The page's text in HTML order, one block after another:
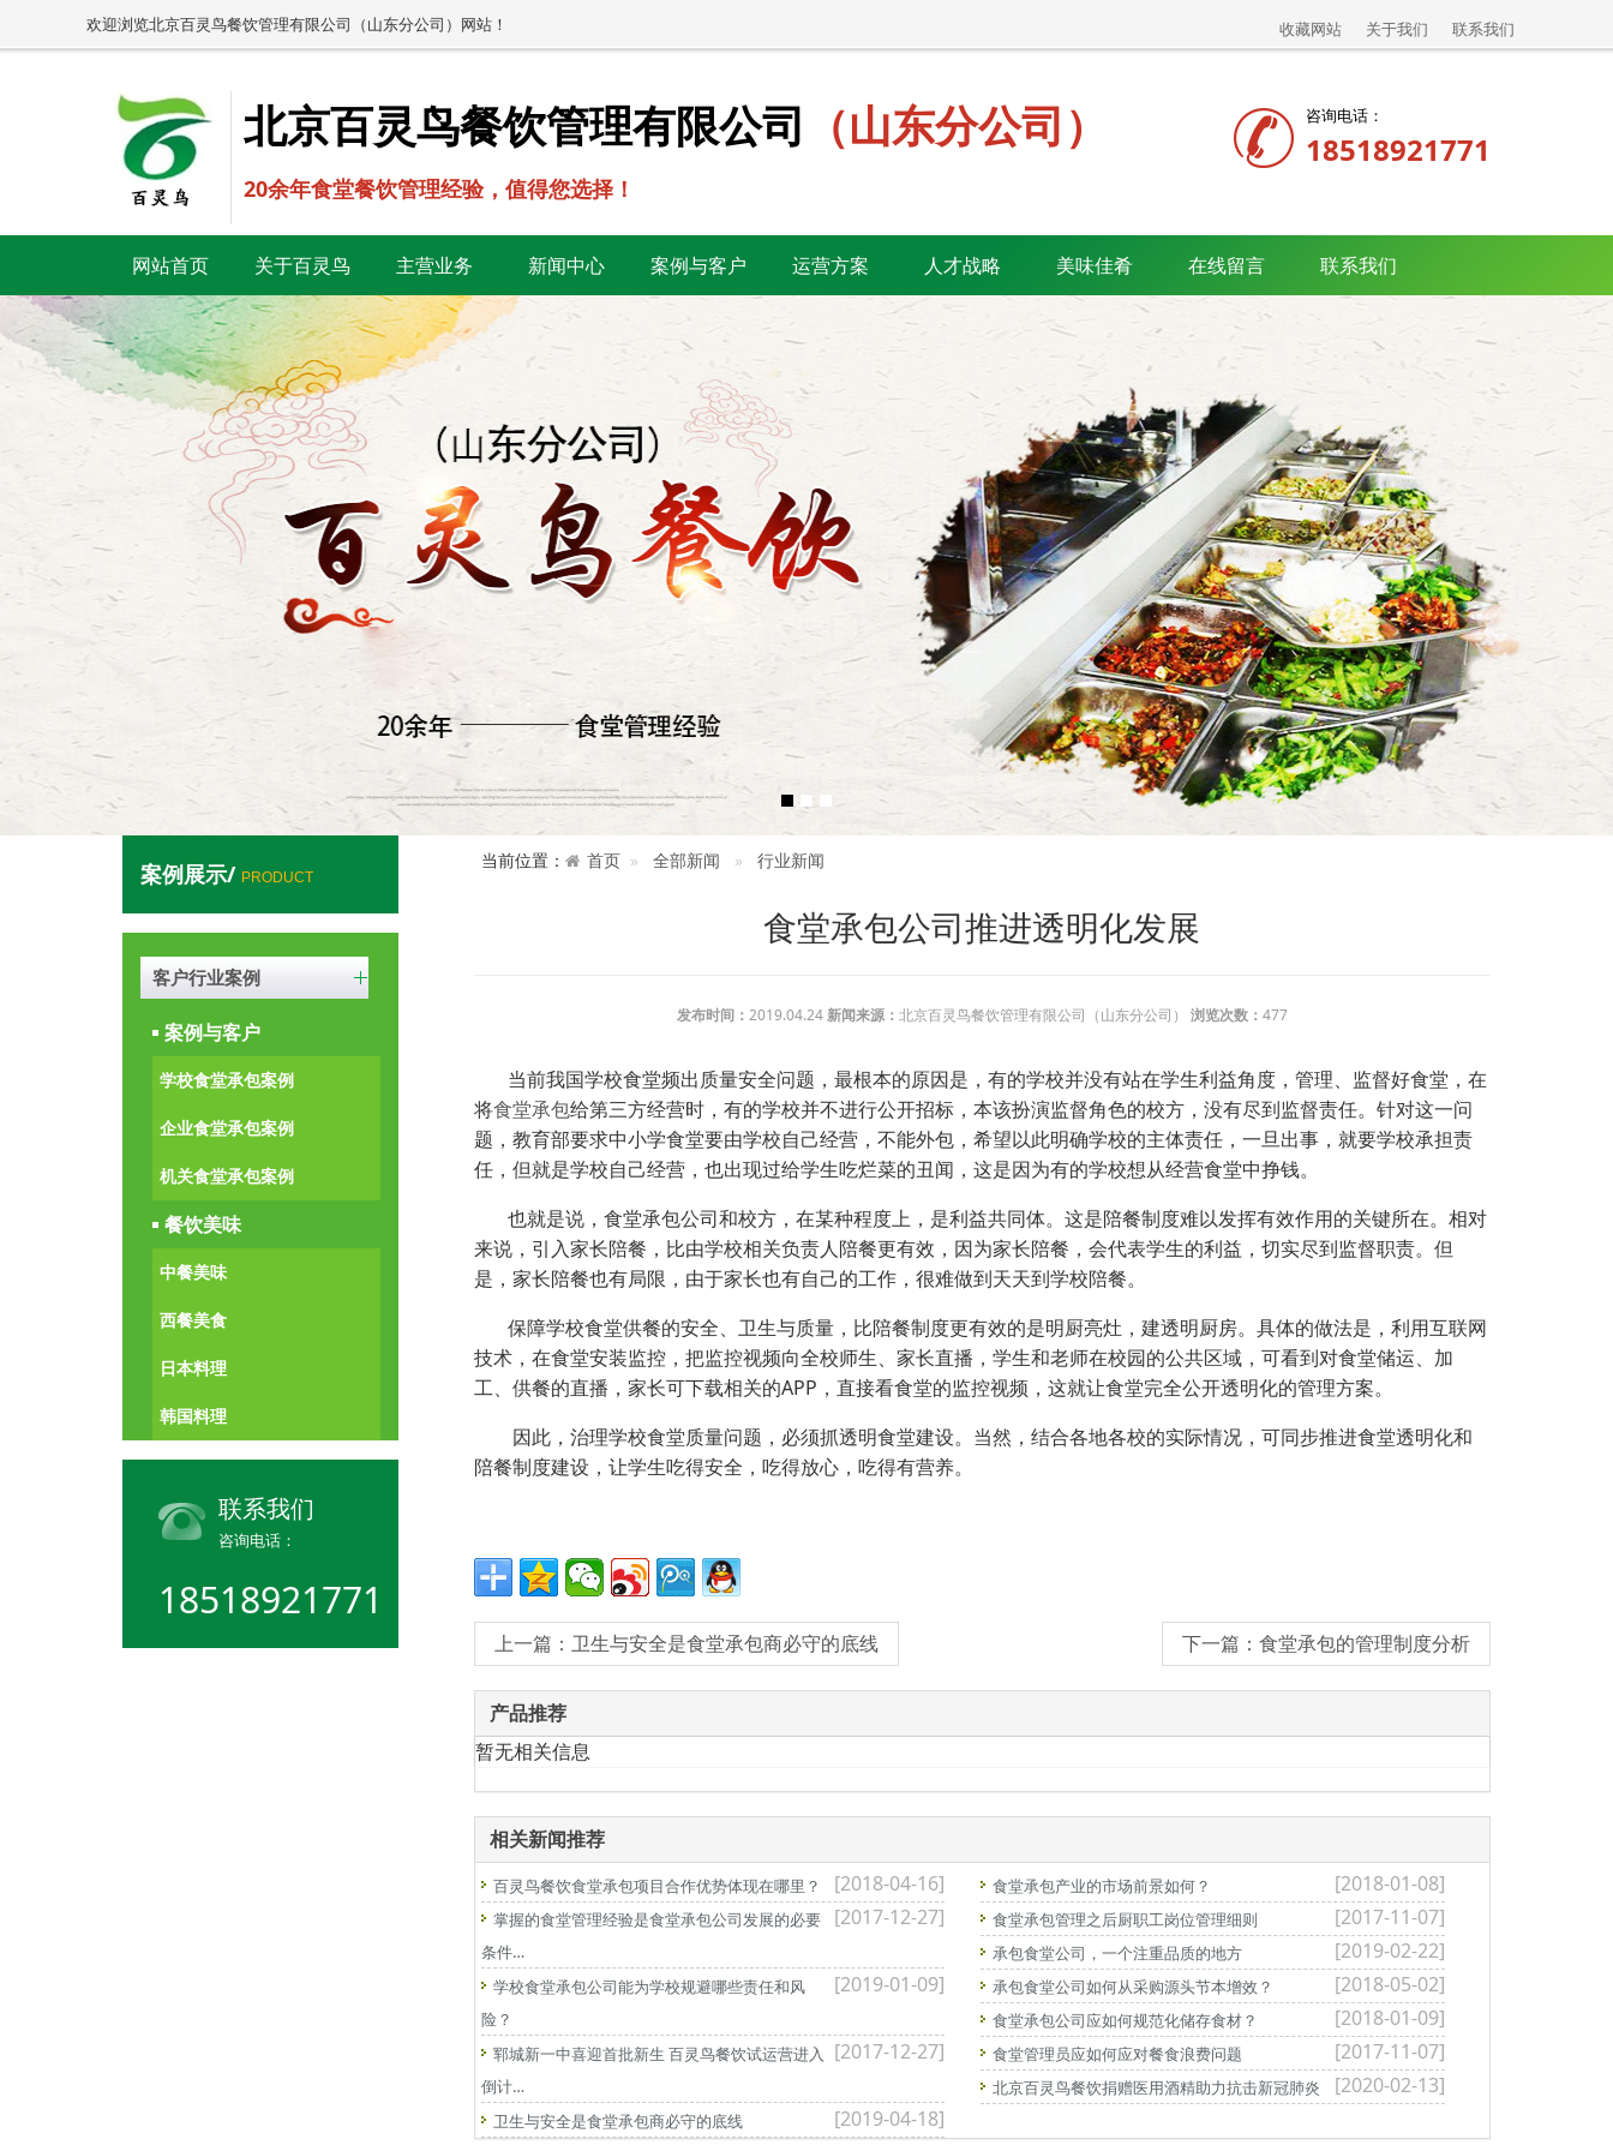
欢迎浏览北京百灵鸟餐饮管理有限公司（山东分公司）网站！ 收藏网站 关于我们 联系我们
北京百灵鸟餐饮管理有限公司 （山东分公司）
20余年食堂餐饮管理经验，值得您选择！
咨询电话：
18518921771
网站首页 关于百灵鸟 主营业务 新闻中心 案例与客户 运营方案 人才战略 美味佳肴 在线留言 联系我们
案例展示/ PRODUCT
客户行业案例
案例与客户
学校食堂承包案例
企业食堂承包案例
机关食堂承包案例
餐饮美味
中餐美味
西餐美食
日本料理
韩国料理
联系我们
咨询电话：
18518921771
当前位置： 首页 全部新闻 行业新闻
食堂承包公司推进透明化发展
发布时间： 2019.04.24新闻来源： 北京百灵鸟餐饮管理有限公司（山东分公司） 浏览次数： 477
当前我国学校食堂频出质量安全问题，最根本的原因是，有的学校并没有站在学生利益角度，管理、监督好食堂，在
将食堂承包给第三方经营时，有的学校并不进行公开招标，本该扮演监督角色的校方，没有尽到监督责任。针对这一问
题，教育部要求中小学食堂要由学校自己经营，不能外包，希望以此明确学校的主体责任，一旦出事，就要学校承担责
任，但就是学校自己经营，也出现过给学生吃烂菜的丑闻，这是因为有的学校想从经营食堂中挣钱。
也就是说，食堂承包公司和校方，在某种程度上，是利益共同体。这是陪餐制度难以发挥有效作用的关键所在。相对
来说，引入家长陪餐，比由学校相关负责人陪餐更有效，因为家长陪餐，会代表学生的利益，切实尽到监督职责。但
是，家长陪餐也有局限，由于家长也有自己的工作，很难做到天天到学校陪餐。
保障学校食堂供餐的安全、卫生与质量，比陪餐制度更有效的是明厨亮灶，建透明厨房。具体的做法是，利用互联网
技术，在食堂安装监控，把监控视频向全校师生、家长直播，学生和老师在校园的公共区域，可看到对食堂储运、加
工、供餐的直播，家长可下载相关的APP，直接看食堂的监控视频，这就让食堂完全公开透明化的管理方案。
因此，治理学校食堂质量问题，必须抓透明食堂建设。当然，结合各地各校的实际情况，可同步推进食堂透明化和
陪餐制度建设，让学生吃得安全，吃得放心，吃得有营养。
上一篇：卫生与安全是食堂承包商必守的底线 下一篇：食堂承包的管理制度分析
产品推荐
暂无相关信息
相关新闻推荐
[2018-04-16]
百灵鸟餐饮食堂承包项目合作优势体现在哪里？ [2018-01-08]
食堂承包产业的市场前景如何？
[2017-12-27]
掌握的食堂管理经验是食堂承包公司发展的必要
条件…
[2017-11-07]
食堂承包管理之后厨职工岗位管理细则
[2019-02-22]
承包食堂公司，一个注重品质的地方
[2019-01-09]
学校食堂承包公司能为学校规避哪些责任和风
险？
[2018-05-02]
承包食堂公司如何从采购源头节本增效？
[2018-01-09]
食堂承包公司应如何规范化储存食材？
[2017-12-27]
郓城新一中喜迎首批新生 百灵鸟餐饮试运营进入
倒计…
[2017-11-07]
食堂管理员应如何应对餐食浪费问题
[2020-02-13]
北京百灵鸟餐饮捐赠医用酒精助力抗击新冠肺炎
[2019-04-18]
卫生与安全是食堂承包商必守的底线